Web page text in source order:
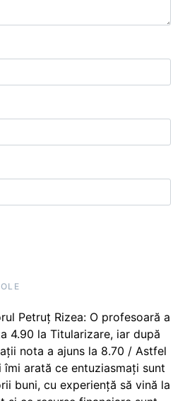
Petruț Rizea: O profesoară a
4.90 la Titularizare, iar după
nota a ajuns la 8.70 / Astfel
îmi arată ce entuziasmați sunt
buni, cu experiență să vină la